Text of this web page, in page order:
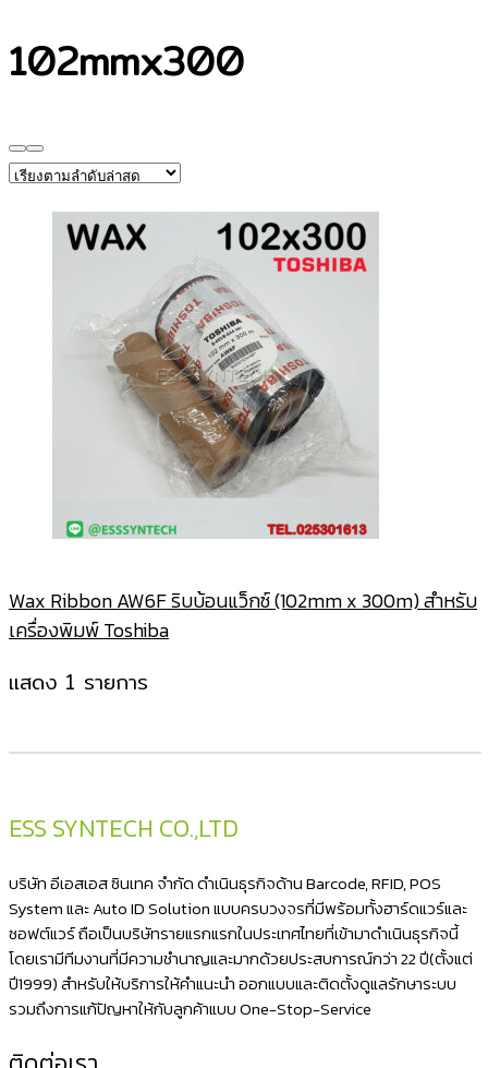
102mmx300
Wax Ribbon AW6F ริบบ้อนแว็กซ์ (102mm x 300m) สำหรับ
เครื่องพิมพ์ Toshiba
แสดง 1 รายการ
ESS SYNTECH CO.,LTD
บริษัท อีเอสเอส ซินเทค จำกัด ดำเนินธุรกิจด้าน Barcode, RFID, POS
System และ Auto ID Solution แบบครบวงจรที่มีพร้อมทั้งฮาร์ดแวร์และ
ซอฟต์แวร์ ถือเป็นบริษัทรายแรกแรกในประเทศไทยที่เข้ามาดำเนินธุรกิจนี้
โดยเรามีทีมงานที่มีความชำนาญและมากด้วยประสบการณ์กว่า 22 ปี(ตั้งแต่
ปี1999) สำหรับให้บริการให้คำแนะนำ ออกแบบและติดตั้งดูแลรักษาระบบ
รวมถึงการแก้ปัญหาให้กับลูกค้าแบบ One-Stop-Service